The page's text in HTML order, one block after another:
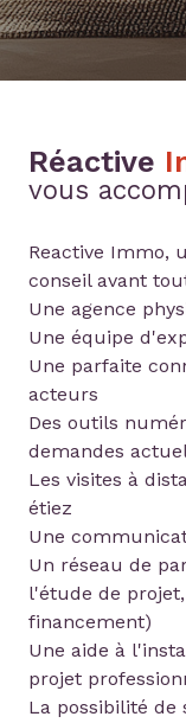
Réactive
vous
Reactive Immo,
conseil avant
Une agence
Une équipe
Une parfaite
acteurs
Des outils
demandes
Les visites à
étiez
Une
Un réseau de
l'étude de
financement)
Une aide à
projet
La possibilité de